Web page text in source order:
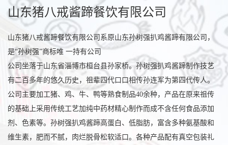
山东猪八戒酱蹄餐饮有限公司
山东猪八戒酱蹄餐饮有限公司系原山东孙树强扒鸡酱蹄有限公司，
是“孙树强”商标唯 一持有公司
公司坐落于山东省淄博市桓台县孙家桥。孙树强扒鸡酱蹄制作技艺
有二百多年的悠久历史，祖辈四代口口相传孙连军为第四代传人。
公司主要加工猪、鸡、牛、鸭等熟食制品40余种，产品在原来祖传
的基础上采用传统工艺加纯中药材精心制作而成不含任何食品添加
剂、色素等。孙树强扒鸡酱蹄高蛋白、低脂肪，富含多种氨基酸和
维生素，肥而不腻，肉烂脱骨松软适口。各种产品配有真空包装礼